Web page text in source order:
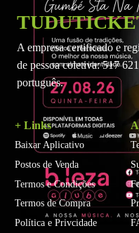
A empresa certificado e
de pessoa coletiva: 517
português.
+ Links
Baixar Aplicativo
Postos de Venda
Termos e Condições
Termos de Compra
Política e Privcidade